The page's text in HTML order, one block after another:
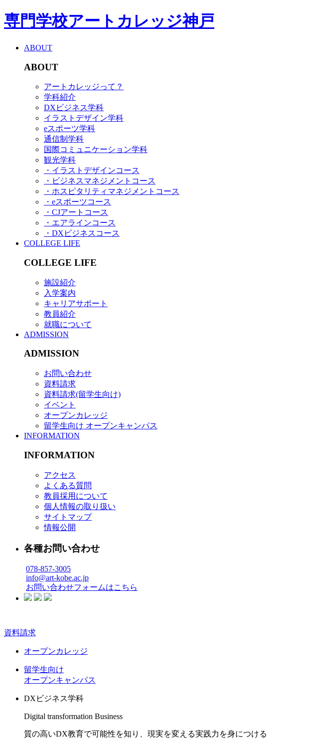
専門学校アートカレッジ神戸
ABOUT
ABOUT
アートカレッジって？
学科紹介
DXビジネス学科
イラストデザイン学科
eスポーツ学科
通信制学科
国際コミュニケーション学科
観光学科
・イラストデザインコース
・ビジネスマネジメントコース
・ホスピタリティマネジメントコース
・eスポーツコース
・CJアートコース
・エアラインコース
・DXビジネスコース
COLLEGE LIFE
COLLEGE LIFE
施設紹介
入学案内
キャリアサポート
教員紹介
就職について
ADMISSION
ADMISSION
お問い合わせ
資料請求
資料請求(留学生向け)
イベント
オープンカレッジ
留学生向け オープンキャンパス
INFORMATION
INFORMATION
アクセス
よくある質問
教員採用について
個人情報の取り扱い
サイトマップ
情報公開
各種お問い合わせ
078-857-3005
info@art-kobe.ac.jp
お問い合わせフォームはこちら
資料請求
オープンカレッジ
留学生向け
オープンキャンパス
DXビジネス学科
Digital transformation Business
質の高いDX教育で可能性を知り、現実を変える実践力を身につける